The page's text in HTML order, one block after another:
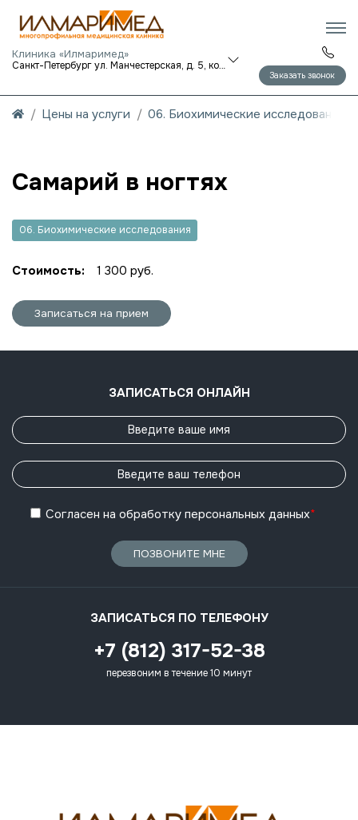
Клиника «Илмаримед»
Санкт-Петербург ул. Манчестерская, д. 5, корп. 1
Заказать звонок
Цены на услуги 06. Биохимические исследования
Самарий в ногтях
06. Биохимические исследования
Стоимость: 1 300 руб.
Записаться на прием
ЗАПИСАТЬСЯ ОНЛАЙН
Согласен на обработку персональных данных*
ПОЗВОНИТЕ МНЕ
ЗАПИСАТЬСЯ ПО ТЕЛЕФОНУ
+7 (812) 317-52-38
перезвоним в течение 10 минут